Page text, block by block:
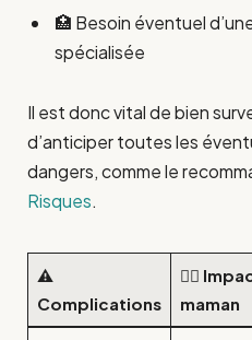
🏥 Besoin éventuel
spécialisée
Il est donc vital de bien
d’anticiper toutes les
dangers, comme le
Risques.
⚠️
Complications
👩‍⚕️
maman